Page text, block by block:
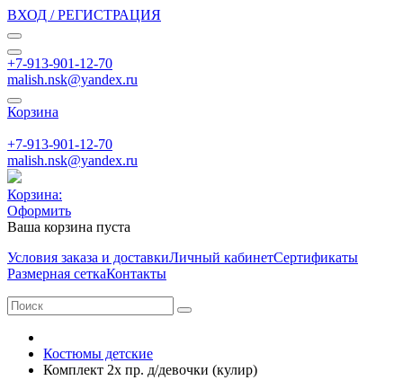
ВХОД / РЕГИСТРАЦИЯ
+7-913-901-12-70
malish.nsk@yandex.ru
Корзина
+7-913-901-12-70
malish.nsk@yandex.ru
Корзина:
Оформить
Ваша корзина пуста
Условия заказа и доставкиЛичный кабинетСертификаты
Размерная сеткаКонтакты
Костюмы детские
Комплект 2х пр. д/девочки (кулир)